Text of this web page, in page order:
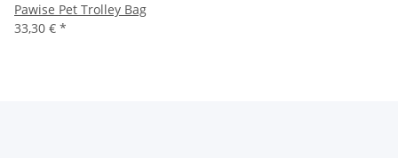
Pawise Pet Trolley Bag
33,30 € *